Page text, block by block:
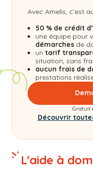
Avec Amelis, c’est
50 % de crédit
une équipe pour
démarches de
un tarif
situation, sans
aucun frais de
prestations
Gratuit
Découvrir
L'aide à